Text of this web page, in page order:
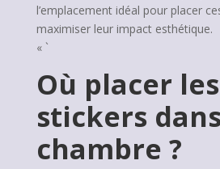
l’emplacement idéal pour placer
maximiser leur impact esthétique.
« `
Où placer les
stickers
chambre ?